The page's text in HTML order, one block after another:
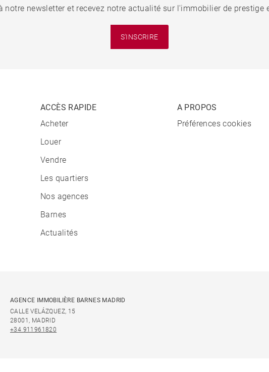
notre newsletter et recevez notre actualité sur l'immobilier de prestige
S'INSCRIRE
ACCÈS RAPIDE
Acheter
Louer
Vendre
Les quartiers
Nos agences
Barnes
Actualités
A PROPOS
Préférences cookies
AGENCE IMMOBILIÈRE BARNES MADRID
CALLE VELÁZQUEZ, 15
28001, MADRID
+34 911961820